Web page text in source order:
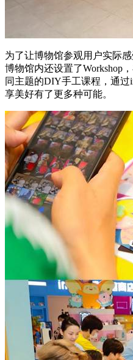
为了让博物馆参观用户实际
博物馆内还设置了Workshop
同主题的DIY手工课程，通过
享美好有了更多种可能。